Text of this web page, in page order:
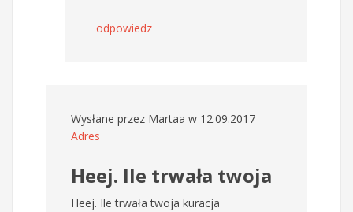
odpowiedz
Wysłane przez Martaa w 12.09.2017
Adres
Heej. Ile trwała twoja
Heej. Ile trwała twoja kuracja